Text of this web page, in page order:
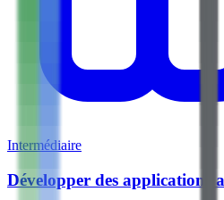
Intermédiaire
Développer des applications